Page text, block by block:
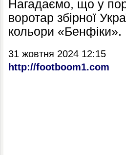
Нагадаємо, що у
воротар збірної
кольори «Бенфіки».
31 жовтня 2024 12:15
http://footboom1.com